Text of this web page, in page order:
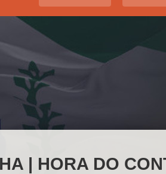
| HORA DO